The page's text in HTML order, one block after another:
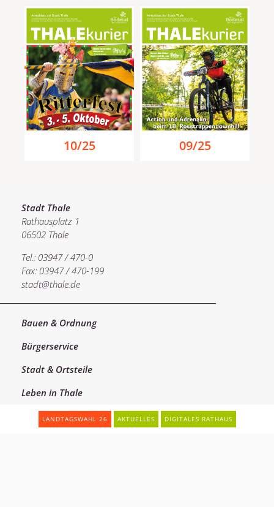
10/25 09/25
Stadt Thale
Rathausplatz 1
06502 Thale
Tel.: 03947 / 470-0
Fax: 03947 / 470-199
stadt@thale.de
Bauen & Ordnung
Bürgerservice
Stadt & Ortsteile
Leben in Thale
SozialesLANDTAGSWAHL 26 AKTUELLES DIGITALES RATHAUS